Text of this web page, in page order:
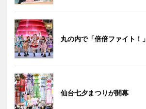
丸の内で「倍倍ファイト！」
仙台七夕まつりが開幕